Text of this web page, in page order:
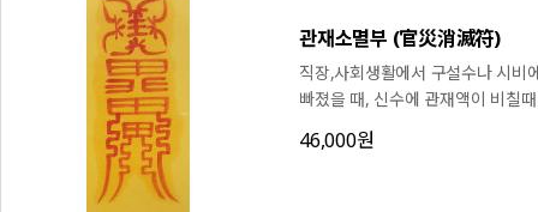
관재소멸부 (官災消滅符)
직장,사회생활에서 구설수나 시비
빠졌을 때, 신수에 관재액이 비칠때
46,000원